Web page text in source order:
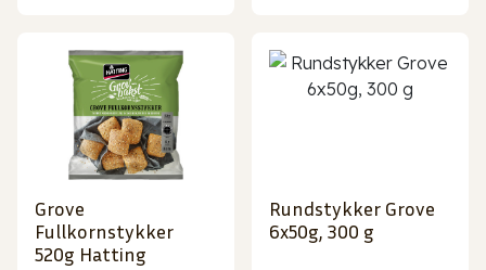
Grove
Fullkornstykker
520g Hatting
Rundstykker Grove
6x50g, 300 g